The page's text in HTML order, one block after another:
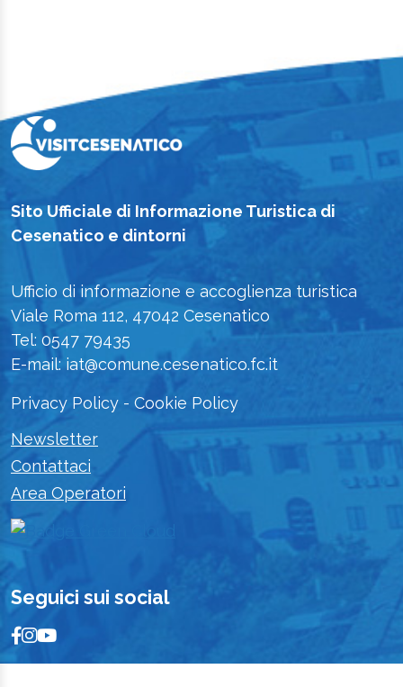
Sito Ufficiale di Informazione Turistica di
Cesenatico e dintorni
Ufficio di informazione e accoglienza turistica
Viale Roma 112, 47042 Cesenatico
Tel: 0547 79435
E-mail: iat@comune.cesenatico.fc.it
Privacy Policy - Cookie Policy
Newsletter
Contattaci
Area Operatori
Seguici sui social